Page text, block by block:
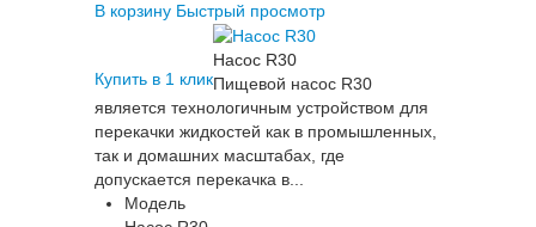
В корзину Быстрый просмотр
Купить в 1 клик
Насос R30
Пищевой насос R30
является технологичным устройством для
перекачки жидкостей как в промышленных,
так и домашних масштабах, где
допускается перекачка в...
Модель